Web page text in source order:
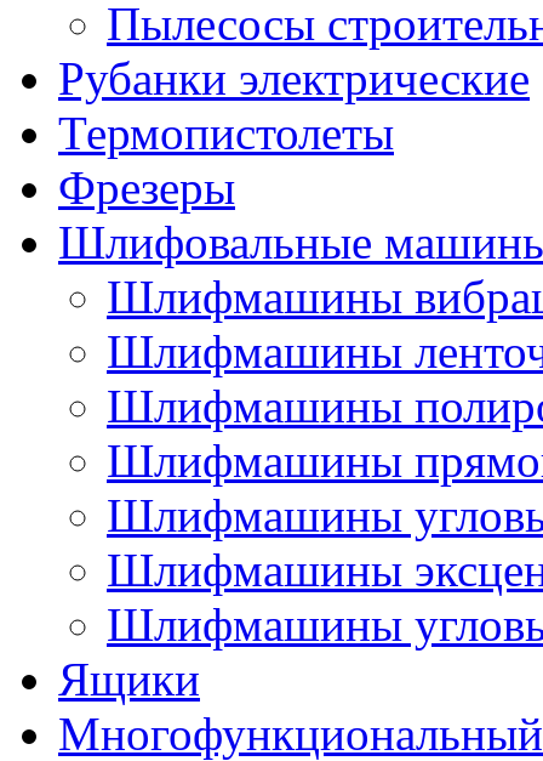
Пылесосы
Рубанки электрические
Термопистолеты
Фрезеры
Шлифовальные
Шлифмашины
Шлифмашины
Шлифмашины
Шлифмашины
Шлифмашины
Шлифмашины
Шлифмашины
Ящики